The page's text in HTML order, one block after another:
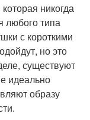
никогда
любого типа
с короткими
но это
существуют
идеально
образу